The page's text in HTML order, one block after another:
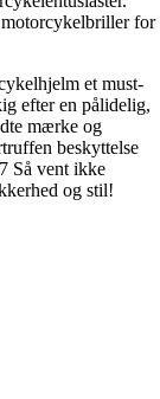
motorcykelbriller for
et must-
efter en pålidelig,
mærke og
beskyttelse
Så vent ikke
og stil!